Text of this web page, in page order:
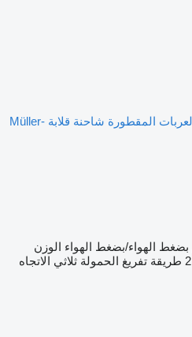
العربات المقطورة شاحنة قلابة Müller-
بضغط الهواء/بضغط الهواء الوزن
2 طريقة تفريغ الحمولة ثلاثي الاتجاه